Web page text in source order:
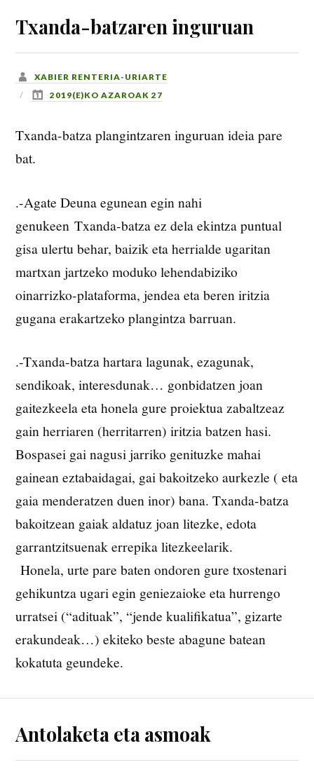
Txanda-batzaren inguruan
XABIER RENTERIA-URIARTE
2019(E)KO AZAROAK 27
Txanda-batza plangintzaren inguruan ideia pare
bat.
.-Agate Deuna egunean egin nahi
genukeen Txanda-batza ez dela ekintza puntual
gisa ulertu behar, baizik eta herrialde ugaritan
martxan jartzeko moduko lehendabiziko
oinarrizko-plataforma, jendea eta beren iritzia
gugana erakartzeko plangintza barruan.
.-Txanda-batza hartara lagunak, ezagunak,
sendikoak, interesdunak… gonbidatzen joan
gaitezkeela eta honela gure proiektua zabaltzeaz
gain herriaren (herritarren) iritzia batzen hasi.
Bospasei gai nagusi jarriko genituzke mahai
gainean eztabaidagai, gai bakoitzeko aurkezle ( eta
gaia menderatzen duen inor) bana. Txanda-batza
bakoitzean gaiak aldatuz joan litezke, edota
garrantzitsuenak errepika litezkeelarik.
Honela, urte pare baten ondoren gure txostenari
gehikuntza ugari egin geniezaioke eta hurrengo
urratsei (“adituak”, “jende kualifikatua”, gizarte
erakundeak…) ekiteko beste abagune batean
kokatuta geundeke.
Antolaketa eta asmoak